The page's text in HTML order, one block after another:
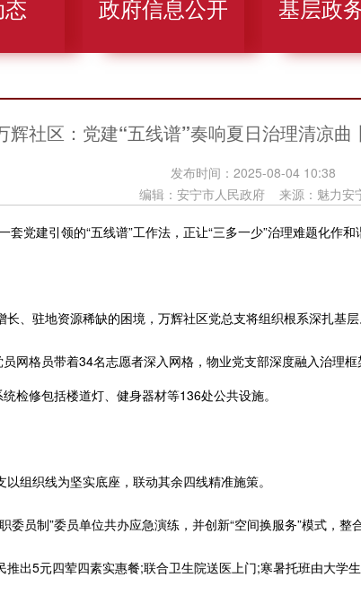
政府信息公开 基层政
辉社区：党建“五线谱”奏响夏日治理清凉曲
发布时间：2025-08-04 10:38
编辑：安宁市人民政府 来源：魅力安
党建引领的“五线谱”工作法，正让“三多一少”治理难题化作和
驻地资源稀缺的困境，万辉社区党总支将组织根系深扎基层
格员带着34名志愿者深入网格，物业党支部深度融入治理框
检修包括楼道灯、健身器材等136处公共设施。
织线为坚实底座，联动其余四线精准施策。
制”委员单位共办应急演练，并创新“空间换服务”模式，整
5元四荤四素实惠餐;联合卫生院送医上门;寒暑托班由大学生